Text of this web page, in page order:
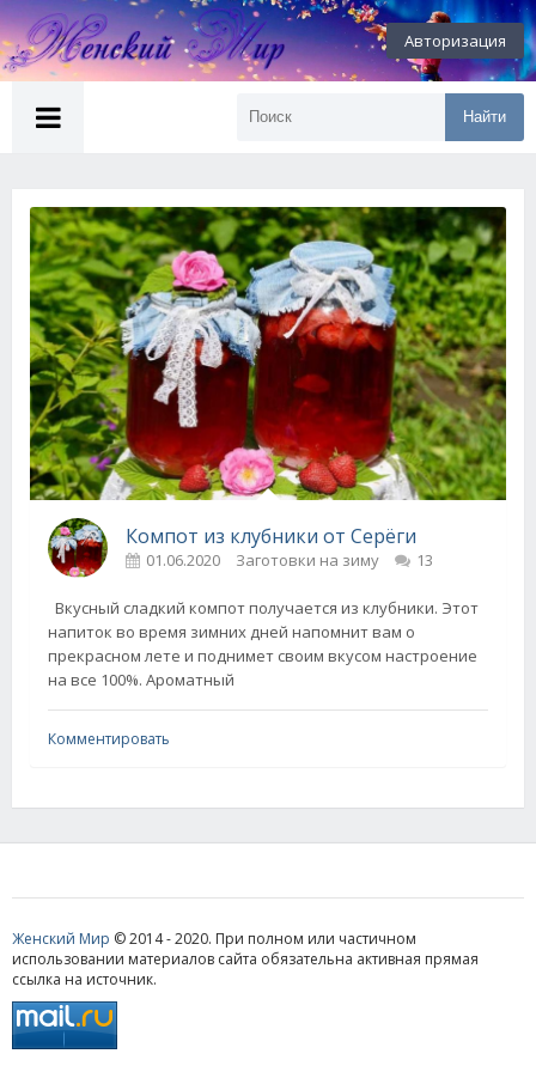
Авторизация
Найти
Компот из клубники от Серёги
01.06.2020 Заготовки на зиму 13
Вкусный сладкий компот получается из клубники. Этот
напиток во время зимних дней напомнит вам о
прекрасном лете и поднимет своим вкусом настроение
на все 100%. Ароматный
Комментировать
Женский Мир © 2014 - 2020. При полном или частичном
использовании материалов сайта обязательна активная прямая
ссылка на источник.